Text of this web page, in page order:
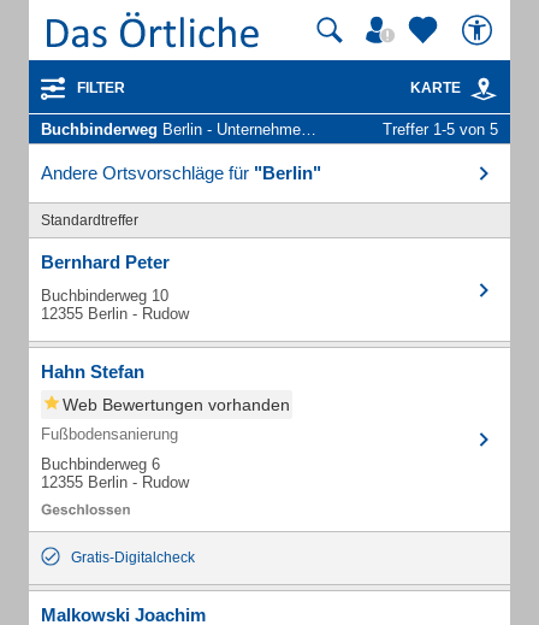
FILTER KARTE
Buchbinderweg Berlin - Unternehmen und Personen Treffer 1-5 von 5
Andere Ortsvorschläge für "Berlin"
Standardtreffer
Bernhard Peter
Buchbinderweg 10
12355 Berlin - Rudow
Hahn Stefan
Web Bewertungen vorhanden
Fußbodensanierung
Buchbinderweg 6
12355 Berlin - Rudow
Gratis-Digitalcheck
Malkowski Joachim